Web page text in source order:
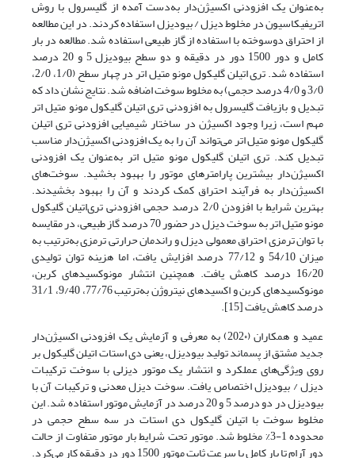
به‌عنوان یک افزودنی اکسیژن‌دار به‌دست آمده از گلیسرول با روش
اتریفیکاسیون در مخلوط دیزل / بیودیزل استفاده کردند. در این مطالعه
از احتراق دوسوخته با استفاده از گاز طبیعی استفاده شد. مطالعه در بار
کامل و دور 1500 دور در دقیقه و دو سطح بیودیزل 5 و 20 درصد
استفاده شد. تری اتیلن گلیکول مونو متیل اتر در چهار سطح (1/0، 2/0،
3/0 و 4/0 درصد حجمی) به مخلوط سوخت اضافه شد. نتایج نشان داد که
تبدیل و بازیافت گلیسرول به افزودنی تری اتیلن گلیکول مونو متیل اتر
مهم است، زیرا وجود اکسیژن در ساختار شیمیایی افزودنی تری اتیلن
گلیکول مونو متیل اتر می‌تواند آن را به یک افزودنی اکسیژن‌دار مناسب
تبدیل کند. تری اتیلن گلیکول مونو متیل اتر به‌عنوان یک افزودنی
اکسیژن‌دار بیشترین پارامترهای موتور را بهبود بخشید. سوخت‌های
اکسیژن‌دار به فرآیند احتراق کمک کردند و آن را بهبود بخشیدند.
بهترین شرایط با افزودن 2/0 درصد حجمی افزودنی تری‌اتیلن گلیکول
مونو متیل اتر به سوخت دیزل در حضور 70 درصد گاز طبیعی، در مقایسه
با توان ترمزی احتراق معمولی دیزل و راندمان حرارتی ترمزی به‌ترتیب به
میزان 54/10 و 77/12 درصد افزایش یافت، اما هزینه توان تولیدی
16/20 درصد کاهش یافت. همچنین انتشار مونوکسیدهای کربن،
مونوکسیدهای کربن و اکسیدهای نیتروژن به‌ترتیب 77/76، 9/40، 31/1
درصد کاهش یافت [15].
عمید و همکاران (202۰) به معرفی و آزمایش یک افزودنی اکسیژن‌دار
جدید مشتق از پسماند تولید بیودیزل، یعنی دی استات اتیلن گلیکول بر
روی ویژگی‌های عملکرد و انتشار یک موتور دیزلی با سوخت ترکیبات
دیزل / بیودیزل اختصاص یافت. سوخت دیزل معدنی و ترکیبات آن با
بیودیزل در دو درصد 5 و 20 درصد در آزمایش موتور استفاده شد. این
مخلوط سوخت با اتیلن گلیکول دی استات در سه سطح حجمی در
محدوده 1-3% مخلوط شد. موتور تحت شرایط بار موتور متفاوت از حالت
دور آرام تا بار کامل با سرعت ثابت موتور 1500 دور در دقیقه کار می‌کرد.